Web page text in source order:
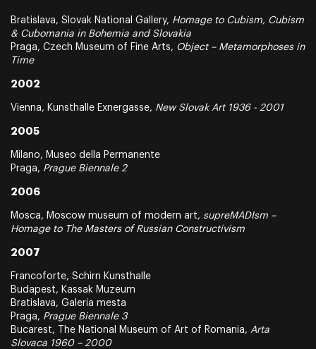
Bratislava, Slovak National Gallery, Homage to Cubism, Cubism
& Cubomania in Bohemia and Slovakia
Praga, Czech Museum of Fine Arts, Object – Metamorphoses in
Time
2002
Vienna, Kunsthalle Exnergasse, New Slovak Art 1936 - 2001
2005
Milano, Museo della Permanente
Praga, Prague Biennale 2
2006
Mosca, Moscow museum of modern art, supreMADIsm –
Homage to The Masters of Russian Constructivism
2007
Francoforte, Schirn Kunsthalle
Budapest, Kassak Muzeum
Bratislava, Galeria mesta
Praga, Prague Biennale 3
Bucarest, The National Museum of Art of Romania, Arta
Slovaca 1960 – 2000